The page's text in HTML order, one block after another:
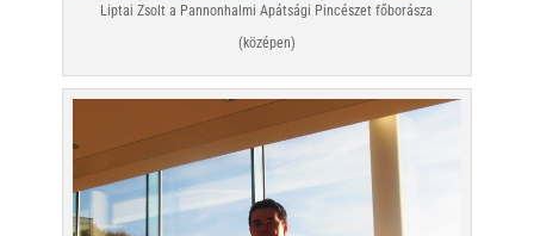
Liptai Zsolt a Pannonhalmi Apátsági Pincészet főborásza
(középen)